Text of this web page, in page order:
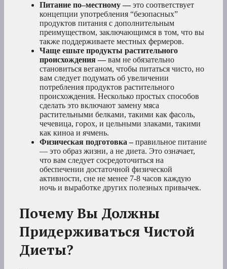
Питание по–местному —это соответствует
концепции употребления “безопасных”
продуктов питания с дополнительным
преимуществом, заключающимся в том, что вы
также поддерживаете местных фермеров.
Чаще ешьте продукты растительного
происхождения —вам не обязательно
становиться веганом, чтобы питаться чисто, но
вам следует подумать об увеличении
потребления продуктов растительного
происхождения. Несколько простых способов
сделать это включают замену мяса
растительными белками, такими как фасоль,
чечевица, горох, и цельными злаками, такими
как киноа и ячмень.
Физическая подготовка –правильное питание
— это образ жизни, а не диета. Это означает,
что вам следует сосредоточиться на
обеспечении достаточной физической
активности, сне не менее 7-8 часов каждую
ночь и выработке других полезных привычек.
Почему Вы Должны
Придерживаться Чистой
Диеты?